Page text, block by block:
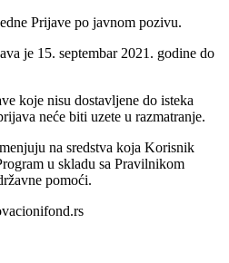
Prijave po javnom pozivu.
je 15. septembar 2021. godine do
koje nisu dostavljene do isteka
neće biti uzete u razmatranje.
na sredstva koja Korisnik
u skladu sa Pravilnikom
pomoći.